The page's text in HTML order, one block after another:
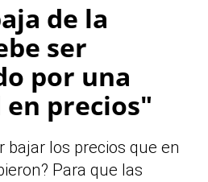
de la
ser
por una
precios"
bajar los precios que en
Para que las